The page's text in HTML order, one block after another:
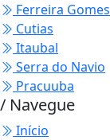
Ferreira Gomes
Cutias
Itaubal
Serra do Navio
Pracuuba
/ Navegue
Início